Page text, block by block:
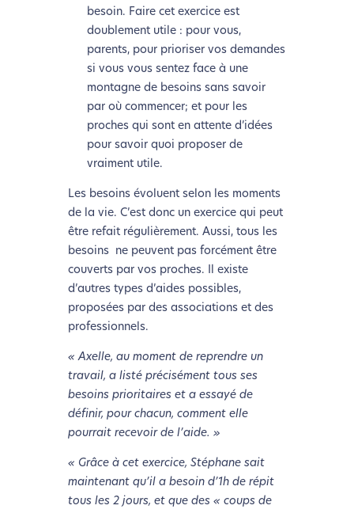
besoin. Faire cet exercice est
doublement utile : pour vous,
parents, pour prioriser vos demandes
si vous vous sentez face à une
montagne de besoins sans savoir
par où commencer; et pour les
proches qui sont en attente d’idées
pour savoir quoi proposer de
vraiment utile.
Les besoins évoluent selon les moments
de la vie. C’est donc un exercice qui peut
être refait régulièrement. Aussi, tous les
besoins ne peuvent pas forcément être
couverts par vos proches. Il existe
d’autres types d’aides possibles,
proposées par des associations et des
professionnels.
« Axelle, au moment de reprendre un
travail, a listé précisément tous ses
besoins prioritaires et a essayé de
définir, pour chacun, comment elle
pourrait recevoir de l’aide. »
« Grâce à cet exercice, Stéphane sait
maintenant qu’il a besoin d’1h de répit
tous les 2 jours, et que des « coups de